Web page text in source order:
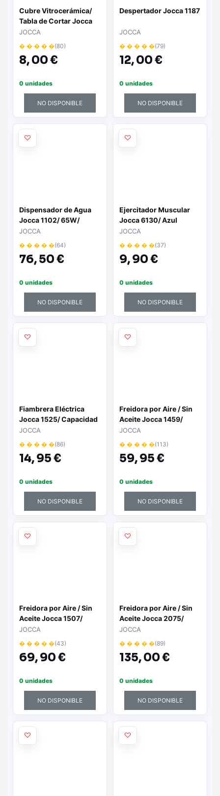
Cubre Vitrocerámica/
Tabla de Cortar Jocca
6410
JOCCA
� � � � �(80)
8,00 €
0 unidades
NO DISPONIBLE
Despertador Jocca 1187
JOCCA
� � � � �(79)
12,00 €
0 unidades
NO DISPONIBLE
Dispensador de Agua
Jocca 1102/ 65W/
Capacidad 7L
JOCCA
� � � � �(64)
76,50 €
0 unidades
NO DISPONIBLE
Ejercitador Muscular
Jocca 6130/ Azul
JOCCA
� � � � �(37)
9,90 €
0 unidades
NO DISPONIBLE
Fiambrera Eléctrica
Jocca 1525/ Capacidad
1.05L
JOCCA
� � � � �(86)
14,95 €
0 unidades
NO DISPONIBLE
Freidora por Aire / Sin
Aceite Jocca 1459/
1000W / Capacidad
JOCCA
� � � � �(113)
59,95 €
0 unidades
NO DISPONIBLE
Freidora por Aire / Sin
Aceite Jocca 1507/
1350W/ Capacidad 3.8L
JOCCA
� � � � �(43)
69,90 €
0 unidades
NO DISPONIBLE
Freidora por Aire / Sin
Aceite Jocca 2075/
1800W/ Capacidad 7.4L
JOCCA
� � � � �(89)
135,00 €
0 unidades
NO DISPONIBLE